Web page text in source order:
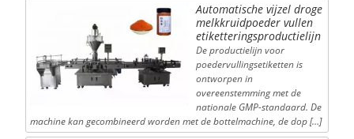
Automatische vijzel droge
melkkruidpoeder vullen
etiketteringsproductielijn
De productielijn voor
poedervullingsetiketten is
ontworpen in
overeenstemming met de
nationale GMP-standaard. De
machine kan gecombineerd worden met de bottelmachine, de dop […]